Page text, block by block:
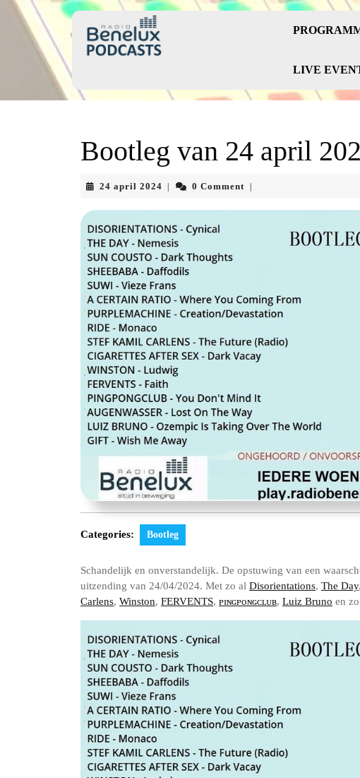
Skip
LIVE
Bootleg van 24 april
24 april 2024 24
2024
0 Comment
Categories: Bootleg
Schandelijk en onverstandelijk. De opstuwing van een
uitzending van 24/04/2024. Met zo al Disorientations, The Day,
Carlens, Winston, FERVENTS, ᴘɪɴɢᴘᴏɴɢᴄʟᴜʙ, Luiz Bruno en